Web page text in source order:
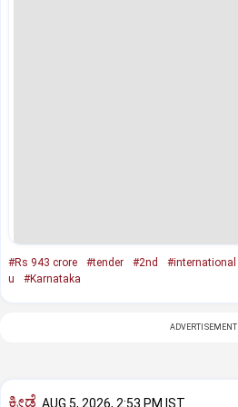
#Rs 943 crore #tender #2nd #international
u
#Karnataka
ADVERTISEMENT
ಕ್ರೀಡೆ AUG 5, 2026, 2:53 PM IST